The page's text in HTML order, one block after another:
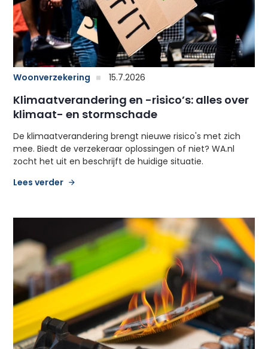
Woonverzekering 15.7.2026
Klimaatverandering en -risico’s: alles over
klimaat- en stormschade
De klimaatverandering brengt nieuwe risico's met zich
mee. Biedt de verzekeraar oplossingen of niet? WA.nl
zocht het uit en beschrijft de huidige situatie.
Lees verder